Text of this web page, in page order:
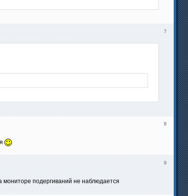
7
8
9
подергиваний не наблюдается